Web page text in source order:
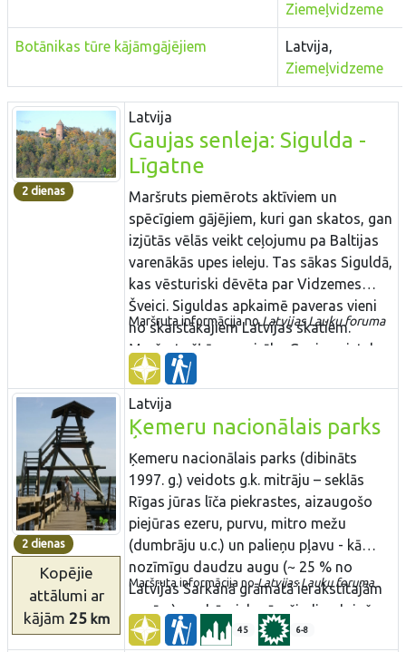
Ziemeļvidzeme
Botānikas tūre kājāmgājējiem
Latvija,
Ziemeļvidzeme
2 dienas
Latvija
Gaujas senleja: Sigulda -
Līgatne
Maršruts piemērots aktīviem un
spēcīgiem gājējiem, kuri gan skatos, gan
izjūtās vēlās veikt ceļojumu pa Baltijas
varenākās upes ieleju. Tas sākas Siguldā,
kas vēsturiski dēvēta par Vidzemes
Šveici. Siguldas apkaimē paveras vieni
no skaistākajiem Latvijas skatiem.
Maršruts šķērso vairāku Gaujas pieteku
dziļās gravas un atklāj upes krastus, kas
Baltijas mērogā pazīstami ar varenajiem
devona perioda smilšakmens
atsegumiem. Līgatnes dabas takas ir
vienīgā vieta Latvijā, kur mežam
pietuvinātos dabiskos apstākļos –
plašos voljēros dzīvo un apmeklētājiem
apskatāmas mūsu mežiem raksturīgās
dzīvnieku sugas. Dzīvniekus un to
darbības pēdas var redzēt arī savvaļā,
dodoties pa Gaujas nacionālā parka
mežiem un takām.
Maršruta informācija noLatvijas Lauku foruma
2 dienas
Kopējie
attālumi ar
kājām 25km
Latvija
Ķemeru nacionālais parks
Ķemeru nacionālais parks (dibināts
1997. g.) veidots g.k. mitrāju – seklās
Rīgas jūras līča piekrastes, aizaugošo
piejūras ezeru, purvu, mitro mežu
(dumbrāju u.c.) un palieņu pļavu - kā
nozīmīgu daudzu augu (~ 25 % no
Latvijas Sarkanā grāmatā ierakstītajām
sugām) un dzīvnieku, īpaši - ligzdojošo
un migrējošo putnu dzīves vietu
Maršruta informācija noLatvijas Lauku foruma​​
45 6-8